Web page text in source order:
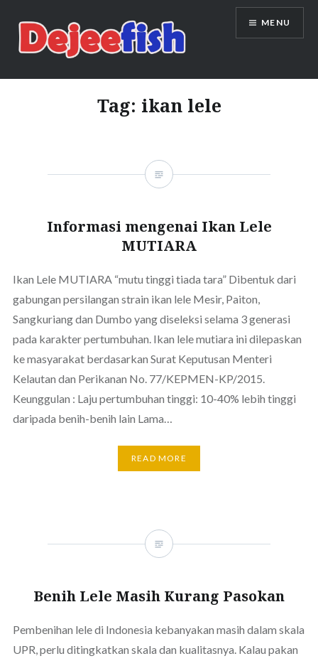
content
DEJEEFISH | PRODUSEN BENIH
IKAN BERKUALITAS INDONESIA
MENU
Tag: ikan lele
Informasi mengenai Ikan Lele
MUTIARA
Ikan Lele MUTIARA “mutu tinggi tiada tara” Dibentuk dari
gabungan persilangan strain ikan lele Mesir, Paiton,
Sangkuriang dan Dumbo yang diseleksi selama 3 generasi
pada karakter pertumbuhan. Ikan lele mutiara ini dilepaskan
ke masyarakat berdasarkan Surat Keputusan Menteri
Kelautan dan Perikanan No. 77/KEPMEN-KP/2015.
Keunggulan : Laju pertumbuhan tinggi: 10-40% lebih tinggi
daripada benih-benih lain Lama…
READ MORE
Benih Lele Masih Kurang Pasokan
Pembenihan lele di Indonesia kebanyakan masih dalam skala
UPR, perlu ditingkatkan skala dan kualitasnya. Kalau pakan